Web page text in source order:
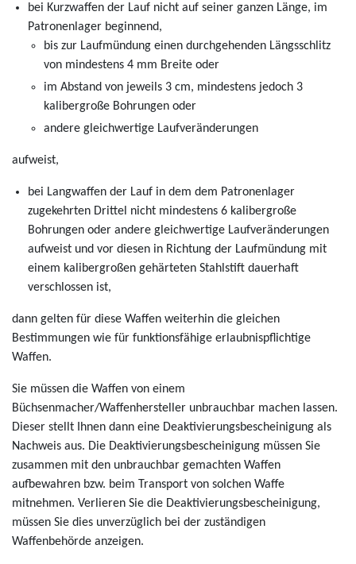
bei Kurzwaffen der Lauf nicht auf seiner ganzen Länge, im
Patronenlager beginnend,
bis zur Laufmündung einen durchgehenden Längsschlitz
von mindestens 4 mm Breite oder
im Abstand von jeweils 3 cm, mindestens jedoch 3
kalibergroße Bohrungen oder
andere gleichwertige Laufveränderungen
aufweist,
bei Langwaffen der Lauf in dem dem Patronenlager
zugekehrten Drittel nicht mindestens 6 kalibergroße
Bohrungen oder andere gleichwertige Laufveränderungen
aufweist und vor diesen in Richtung der Laufmündung mit
einem kalibergroßen gehärteten Stahlstift dauerhaft
verschlossen ist,
dann gelten für diese Waffen weiterhin die gleichen
Bestimmungen wie für funktionsfähige erlaubnispflichtige
Waffen.
Sie müssen die Waffen von einem
Büchsenmacher/Waffenhersteller unbrauchbar machen lassen.
Dieser stellt Ihnen dann eine Deaktivierungsbescheinigung als
Nachweis aus. Die Deaktivierungsbescheinigung müssen Sie
zusammen mit den unbrauchbar gemachten Waffen
aufbewahren bzw. beim Transport von solchen Waffe
mitnehmen. Verlieren Sie die Deaktivierungsbescheinigung,
müssen Sie dies unverzüglich bei der zuständigen
Waffenbehörde anzeigen.